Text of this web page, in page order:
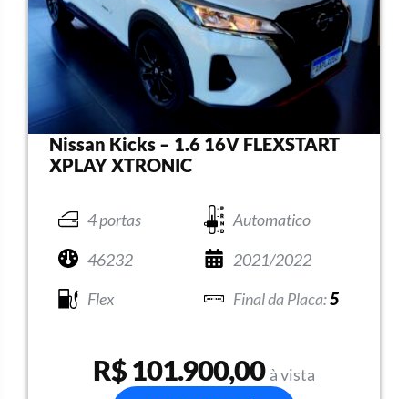
Nissan Kicks – 1.6 16V FLEXSTART
XPLAY XTRONIC
4 portas
Automatico
46232
2021/2022
Flex
5
R$ 101.900,00 à vista